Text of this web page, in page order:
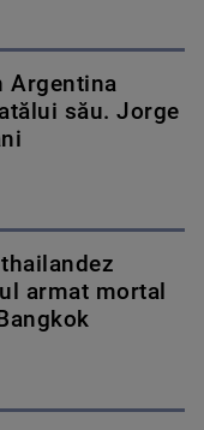
Argentina
său. Jorge
armat mortal